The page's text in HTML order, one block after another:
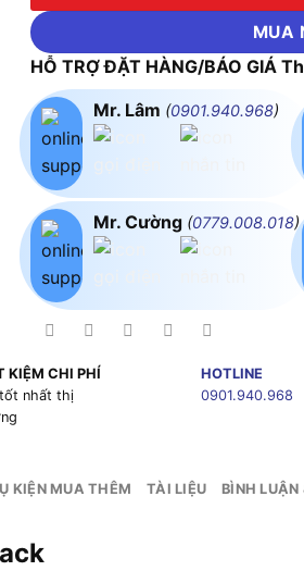
MUA
HỖ TRỢ ĐẶT HÀNG/BÁO GIÁ
Mr. Lâm (0901.940.968)
Mr. Cường (0779.008.018)
KIỆM CHI PHÍ
nhất thị
HOTLINE
0901.940.968
KIỆN MUA THÊM TÀI LIỆU BÌNH